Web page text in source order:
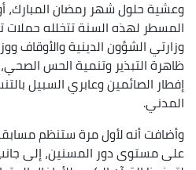
وعشية حلول شهر رمضان المبارك،
المسطر لهذه السنة تتخلله حملات
وزارتي الشؤون الدينية والأوقاف
ظاهرة التبذير وتنمية الحس الصحي،
إفطار الصائمين وعابري السبيل
المدني.
وأضافت أنه لأول مرة ستنظم
على مستوى دور المسنين، إلى جانب